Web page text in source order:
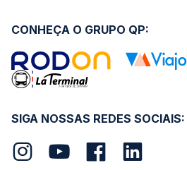
SIGA NOSSAS REDES SOCIAIS:
CONHEÇA O GRUPO QP: